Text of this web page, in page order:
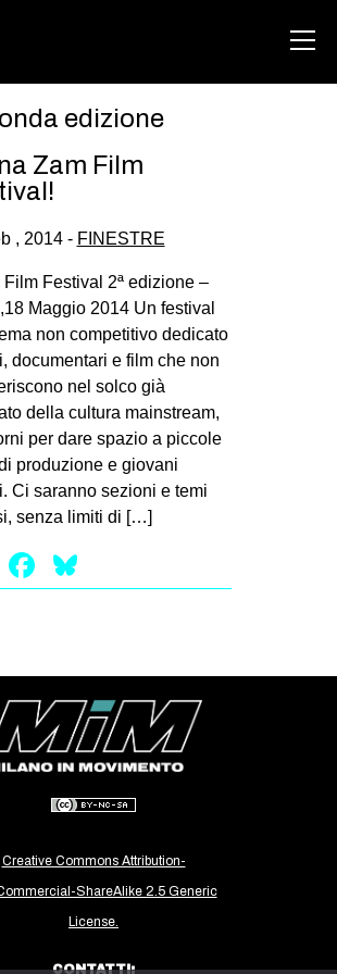
AREA
GAZA FREESTYLE
CSOA LAMBRETTA
MSM
STUDENTI TSUNAMI
MILANO
SPAZI
ANTIFASCISMO
DIRITTO ALL’ABITARE
GENERI
REPRESSIONE
edizione
Zam Film
, 2014 - FINESTRE
Film Festival 2ª edizione –
Maggio 2014 Un festival
non competitivo dedicato
documentari e film che non
nel solco già
della cultura mainstream,
per dare spazio a piccole
produzione e giovani
Ci saranno sezioni e temi
senza limiti di […]
Mastodon
Facebook
Creative Commons Attribution-
ShareAlike 2.5 Generic
License.
CONTATTI: